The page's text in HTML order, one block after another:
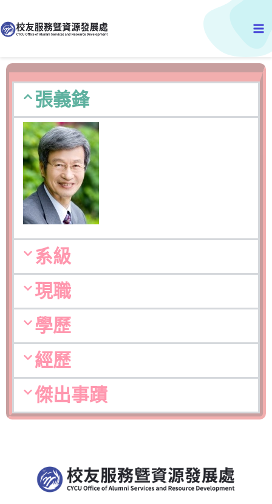
至
主
內
張義鋒
系級
現職
學歷
經歷
傑出事蹟